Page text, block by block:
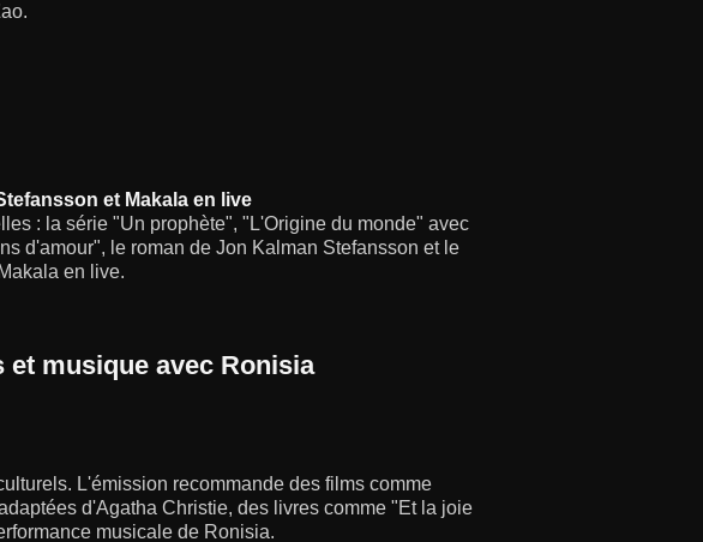
et Makala en live
: la série "Un prophète", "L'Origine du monde" avec
d'amour", le roman de Jon Kalman Stefansson et le
en live.
musique avec Ronisia
L'émission recommande des films comme
d'Agatha Christie, des livres comme "Et la joie
musicale de Ronisia.